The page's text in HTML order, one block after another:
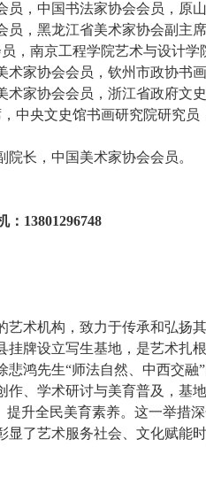
，中国书法家协会会员，原
，黑龙江省美术家协会副主
，南京工程学院艺术与设计学
家协会会员，钦州市政协书画
家协会会员，浙江省政府文史
中央文史馆书画研究院研究
长，中国美术家协会会员。
13801296748
术机构，致力于传承和弘扬
牌设立写生基地，是艺术扎
鸿先生“师法自然、中西交
、学术研讨与美育普及，基
升全民美育素养。这一举措
了艺术服务社会、文化赋能时